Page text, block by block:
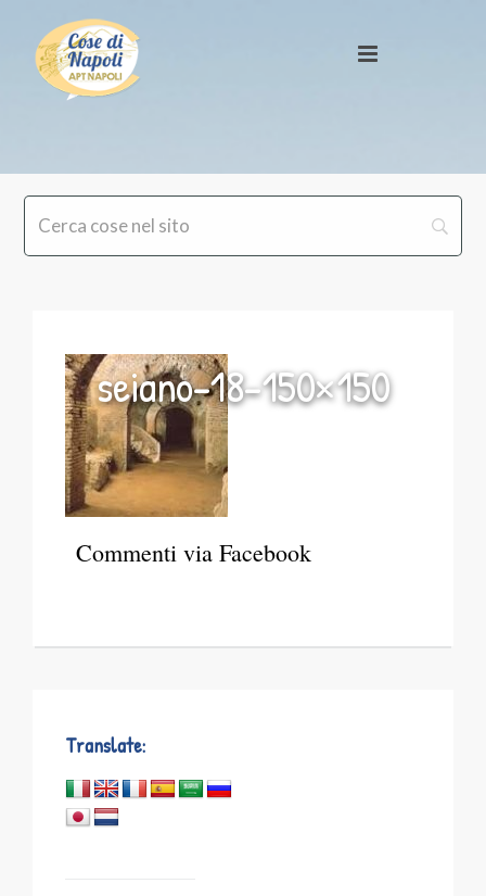
seiano-18-150×150
Commenti via Facebook
Translate: